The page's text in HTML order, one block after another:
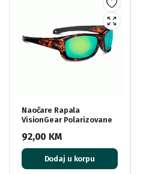
Naočare Rapala
VisionGear Polarizovane
92,00 KM
Dodaj u korpu